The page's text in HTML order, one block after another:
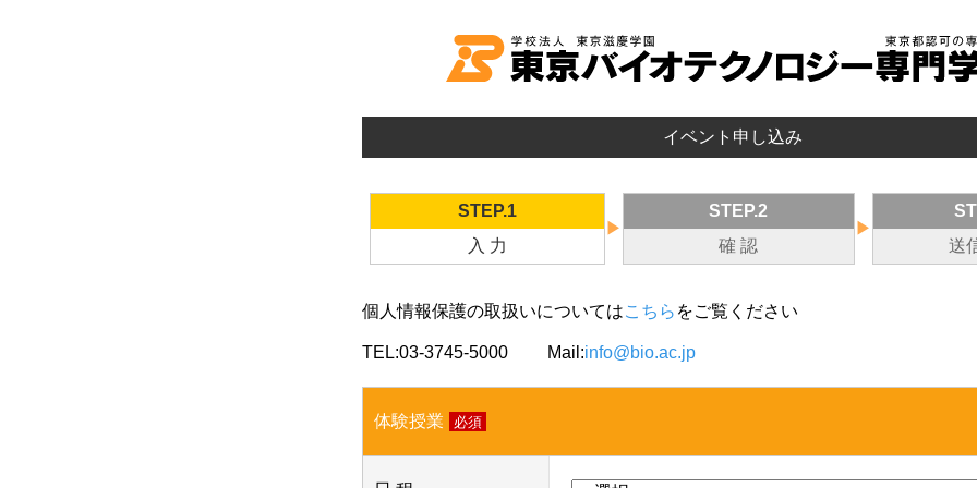
イベント申し込み
STEP.1
入 力
▶
STEP.2
確 認
▶
送
個人情報保護の取扱いについてはこちら をご覧ください
TEL:03-3745-5000 Mail:info@bio.ac.jp
体験授業 必須